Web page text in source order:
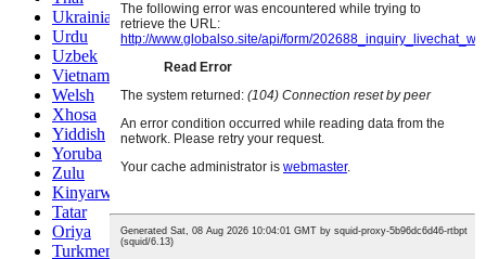
Ukrainian
Urdu
Uzbek
Vietnamese
Welsh
Xhosa
Yiddish
Yoruba
Zulu
Kinyarwanda
Tatar
Oriya
Turkmen